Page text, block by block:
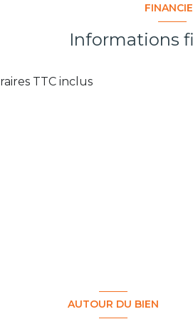
Informations
TTC inclus
AUTOUR DU BIEN